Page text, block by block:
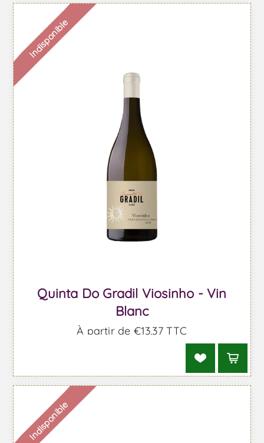
Indisponible
Quinta Do Gradil Viosinho - Vin
Blanc
À partir de €13,37 TTC
Indisponible